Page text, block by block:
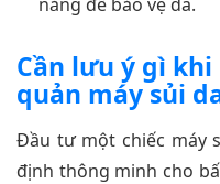
Cần lưu ý gì
quản máy sủi
Đầu tư một chiếc máy
định thông minh cho